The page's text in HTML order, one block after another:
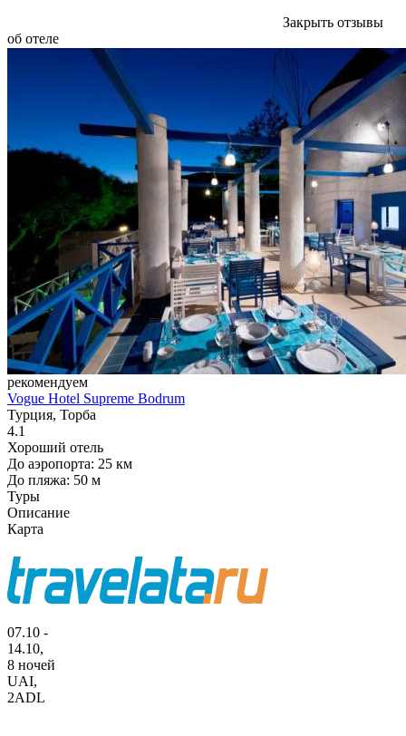
Закрыть отзывы
об отеле
рекомендуем
Vogue Hotel Supreme Bodrum
Турция, Торба
4.1
Хороший отель
До аэропорта: 25 км
До пляжа: 50 м
Туры
Описание
Карта
07.10 -
14.10,
8 ночей
UAI,
2ADL